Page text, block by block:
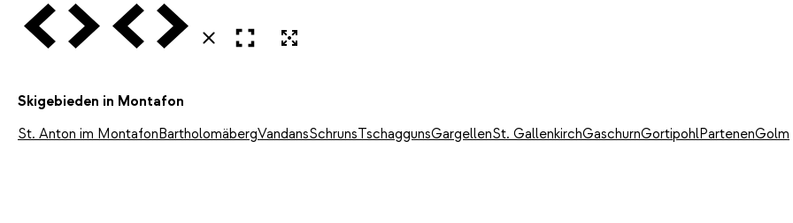
Vorige VolgendeVorige Volgende
SluitenOpen in volledig scherm
Skigebieden in Montafon
St. Anton im MontafonBartholomäbergVandansSchrunsTschaggunsGargellenSt. GallenkirchGaschurnGortipohlPartenenGolm